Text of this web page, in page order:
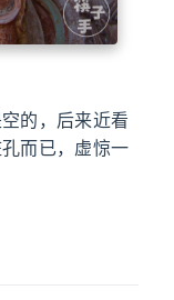
的，后来近看
而已，虚惊一